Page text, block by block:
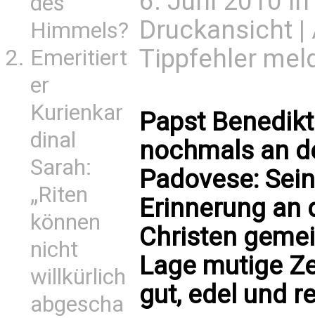
Himmels?
Emeritiert
er
Kurienkar
dinal
Sarah:
„Riten
können
nicht
willkürlich
abgescha
Druckansicht |
Tippfehler
Papst
nochmals an
Padovese:
Erinnerung an
Christen
Lage mutige
gut, edel und